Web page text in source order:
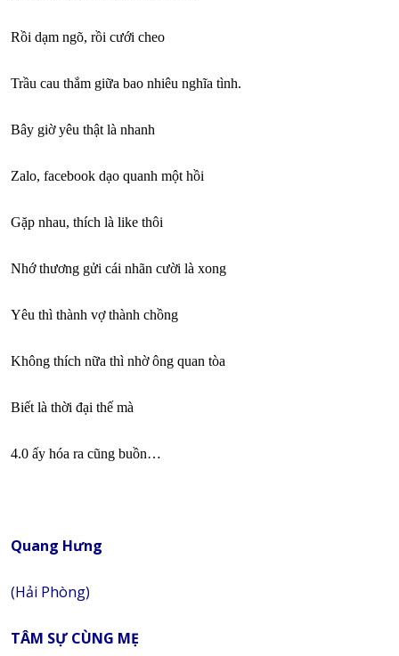
Rồi dạm ngõ, rồi cưới cheo
Trầu cau thắm giữa bao nhiêu nghĩa tình.
Bây giờ yêu thật là nhanh
Zalo, facebook dạo quanh một hồi
Gặp nhau, thích là like thôi
Nhớ thương gửi cái nhãn cười là xong
Yêu thì thành vợ thành chồng
Không thích nữa thì nhờ ông quan tòa
Biết là thời đại thế mà
4.0 ấy hóa ra cũng buồn…
Quang Hưng
(Hải Phòng)
TÂM SỰ CÙNG MẸ